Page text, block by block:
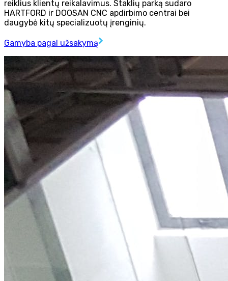
reiklius klientų reikalavimus. Staklių parką sudaro
HARTFORD ir DOOSAN CNC apdirbimo centrai bei
daugybė kitų specializuotų įrenginių.
Gamyba pagal užsakymą